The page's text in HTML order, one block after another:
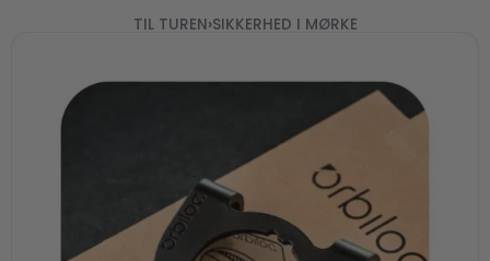
TIL TUREN›SIKKERHED I MØRKE